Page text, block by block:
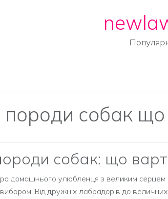
породи собак
собак: що
домашнього улюбленця з великим серцем
Від дружніх лабрадорів до